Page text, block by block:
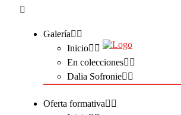
Galería
Inicio
En colecciones
Dalia Sofronie
Oferta formativa